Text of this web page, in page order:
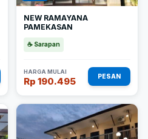
NEW RAMAYANA
PAMEKASAN
☕ Sarapan
HARGA MULAI
Rp 190.495 PESAN